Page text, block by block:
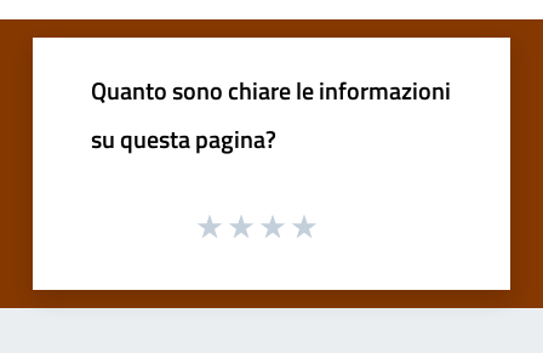
Quanto sono chiare le informazioni
su questa pagina?